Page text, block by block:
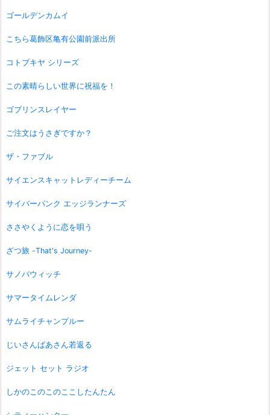
ゴールデンカムイ
こちら葛飾区亀有公園前派出所
コトブキヤ シリーズ
この素晴らしい世界に祝福を！
ゴブリンスレイヤー
ご注文はうさぎですか？
ザ・ファブル
サイエンスキャットレディーチーム
サイバーパンク エッジランナーズ
ささやくように恋を唄う
ざつ旅 -That's Journey-
サノバウィッチ
サマータイムレンダ
サムライチャンプルー
じいさんばあさん若返る
ジェット セット ラジオ
しかのこのこのここしたんたん